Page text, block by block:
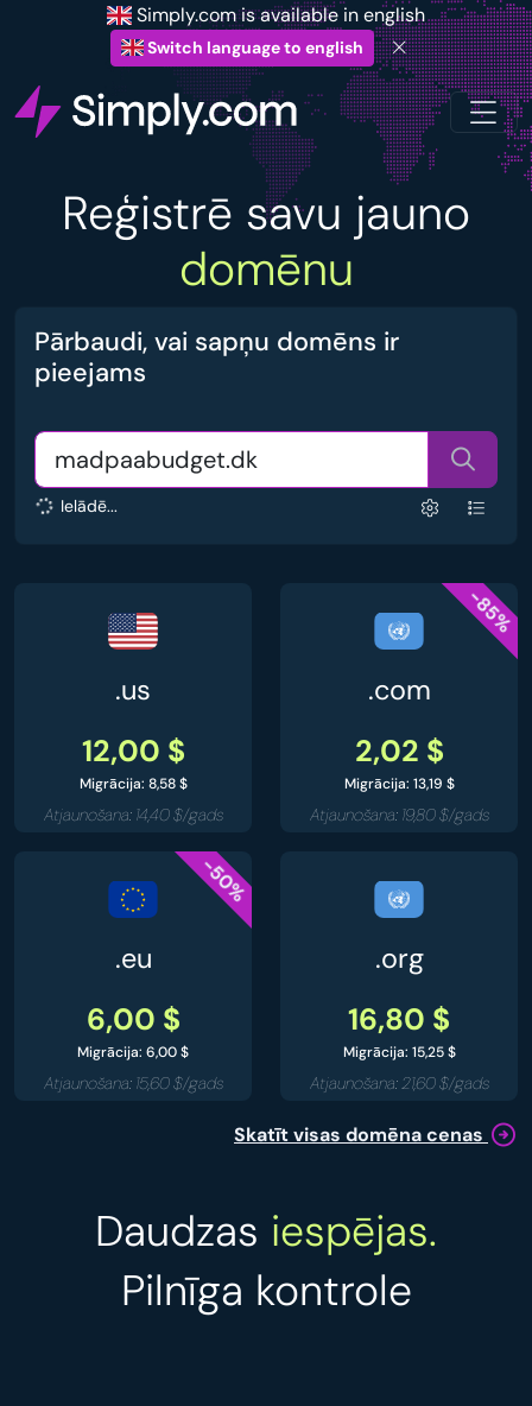
Simply.com is available in english
Switch language to english
Reģistrē savu jauno
domēnu
Pārbaudi, vai sapņu domēns ir
pieejams
Ielādē...
.us
12,00 $
Migrācija: 8,58 $
Atjaunošana: 14,40 $/gads
-85%
.com
2,02 $
Migrācija: 13,19 $
Atjaunošana: 19,80 $/gads
-50%
.eu
6,00 $
Migrācija: 6,00 $
Atjaunošana: 15,60 $/gads
.org
16,80 $
Migrācija: 15,25 $
Atjaunošana: 21,60 $/gads
Skatīt visas domēna cenas
Daudzas iespējas.
Pilnīga kontrole